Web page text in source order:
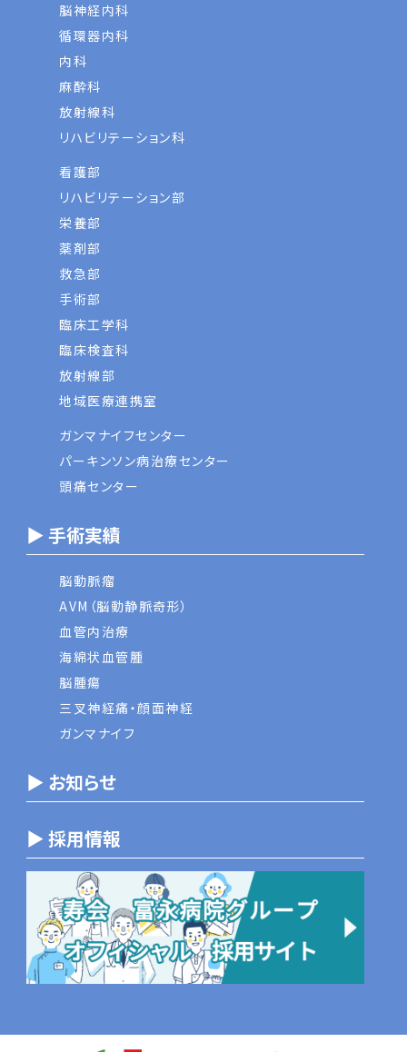
脳神経内科
循環器内科
内科
麻酔科
放射線科
リハビリテーション科
看護部
リハビリテーション部
栄養部
薬剤部
救急部
手術部
臨床工学科
臨床検査科
放射線部
地域医療連携室
ガンマナイフセンター
パーキンソン病治療センター
頭痛センター
▶ 手術実績
脳動脈瘤
AVM（脳動静脈奇形）
血管内治療
海綿状血管腫
脳腫瘍
三叉神経痛・顔面神経
ガンマナイフ
▶ お知らせ
▶ 採用情報